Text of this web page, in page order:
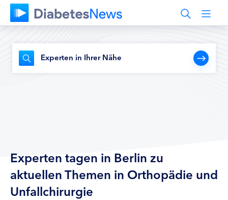
Experten in Ihrer Nähe
Experten tagen in Berlin zu
aktuellen Themen in Orthopädie und
Unfallchirurgie